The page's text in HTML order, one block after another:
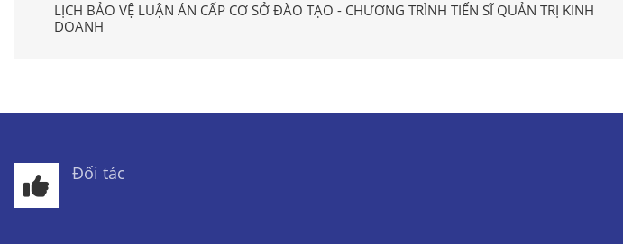
LỊCH BẢO VỆ LUẬN ÁN CẤP CƠ SỞ ĐÀO TẠO - CHƯƠNG TRÌNH TIẾN SĨ QUẢN TRỊ KINH
DOANH
Đối tác